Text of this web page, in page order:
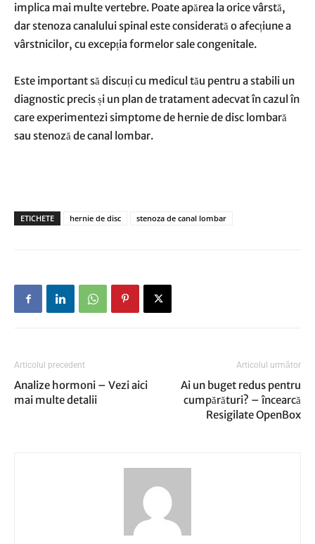
implica mai multe vertebre. Poate apărea la orice vârstă,
dar stenoza canalului spinal este considerată o afecțiune a
vârstnicilor, cu excepția formelor sale congenitale.
Este important să discuți cu medicul tău pentru a stabili un
diagnostic precis și un plan de tratament adecvat în cazul în
care experimentezi simptome de hernie de disc lombară
sau stenoză de canal lombar.
ETICHETE hernie de disc stenoza de canal lombar
Articolul precedent
Analize hormoni – Vezi aici
mai multe detalii
Articolul următor
Ai un buget redus pentru
cumpărături? – încearcă
Resigilate OpenBox